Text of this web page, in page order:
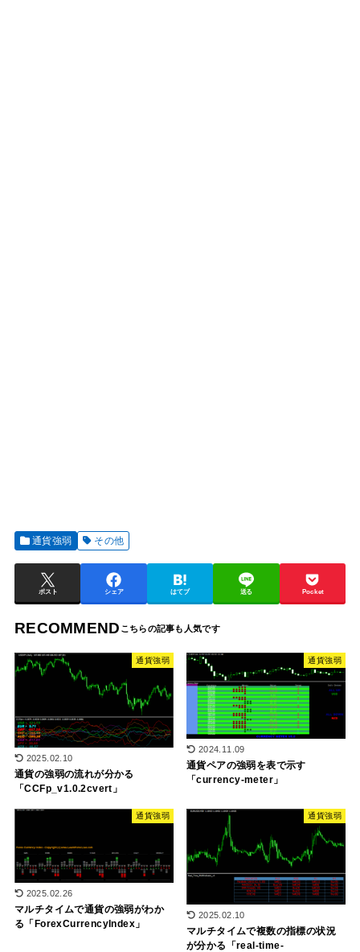
通貨強弱 その他
ポスト シェア はてブ 送る Pocket
RECOMMEND
通貨強弱
2025.02.10
通貨の強弱の流れが分かる
「CCFp_v1.0.2cvert」
通貨強弱
2024.11.09
通貨ペアの強弱を表で示す
「currency-meter」
通貨強弱
2025.02.26
マルチタイムで通貨の強弱がわか
る「ForexCurrencyIndex」
通貨強弱
2025.02.10
マルチタイムで複数の指標の状況
が分かる「real-time-